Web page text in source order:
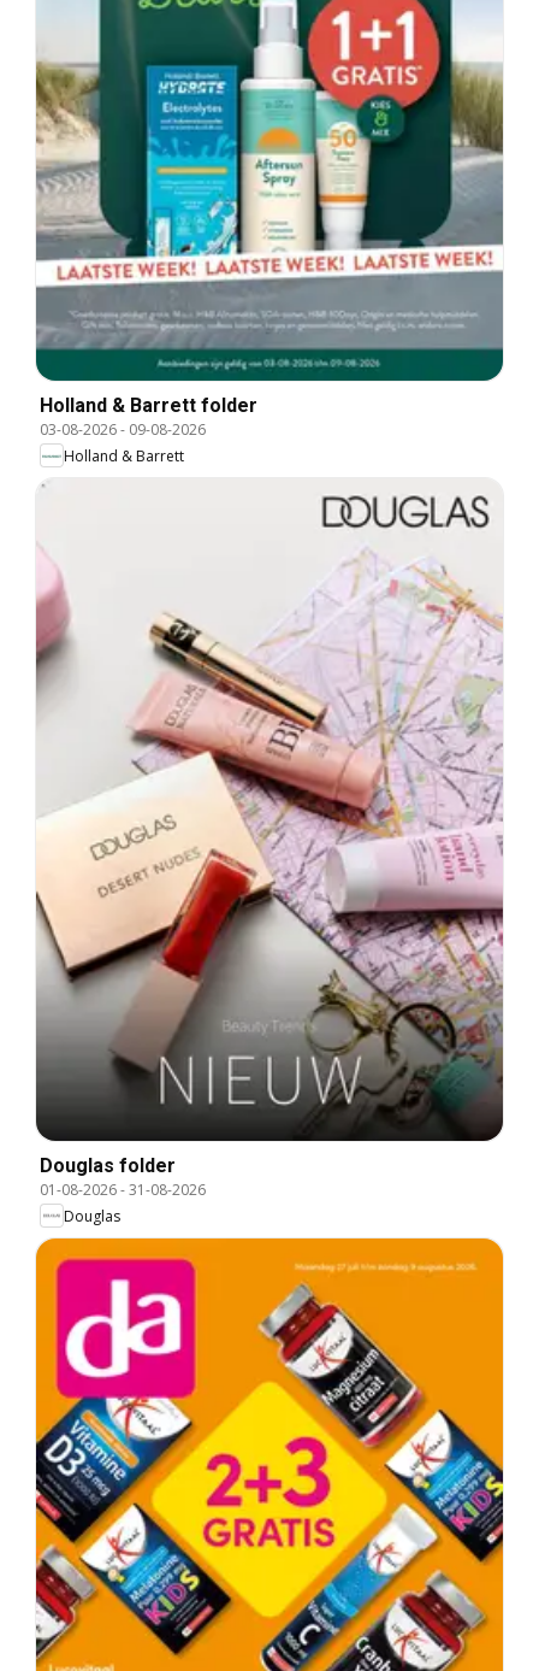
Holland & Barrett folder
03-08-2026- 09-08-2026
Holland & Barrett
Douglas folder
01-08-2026-31-08-2026
Douglas